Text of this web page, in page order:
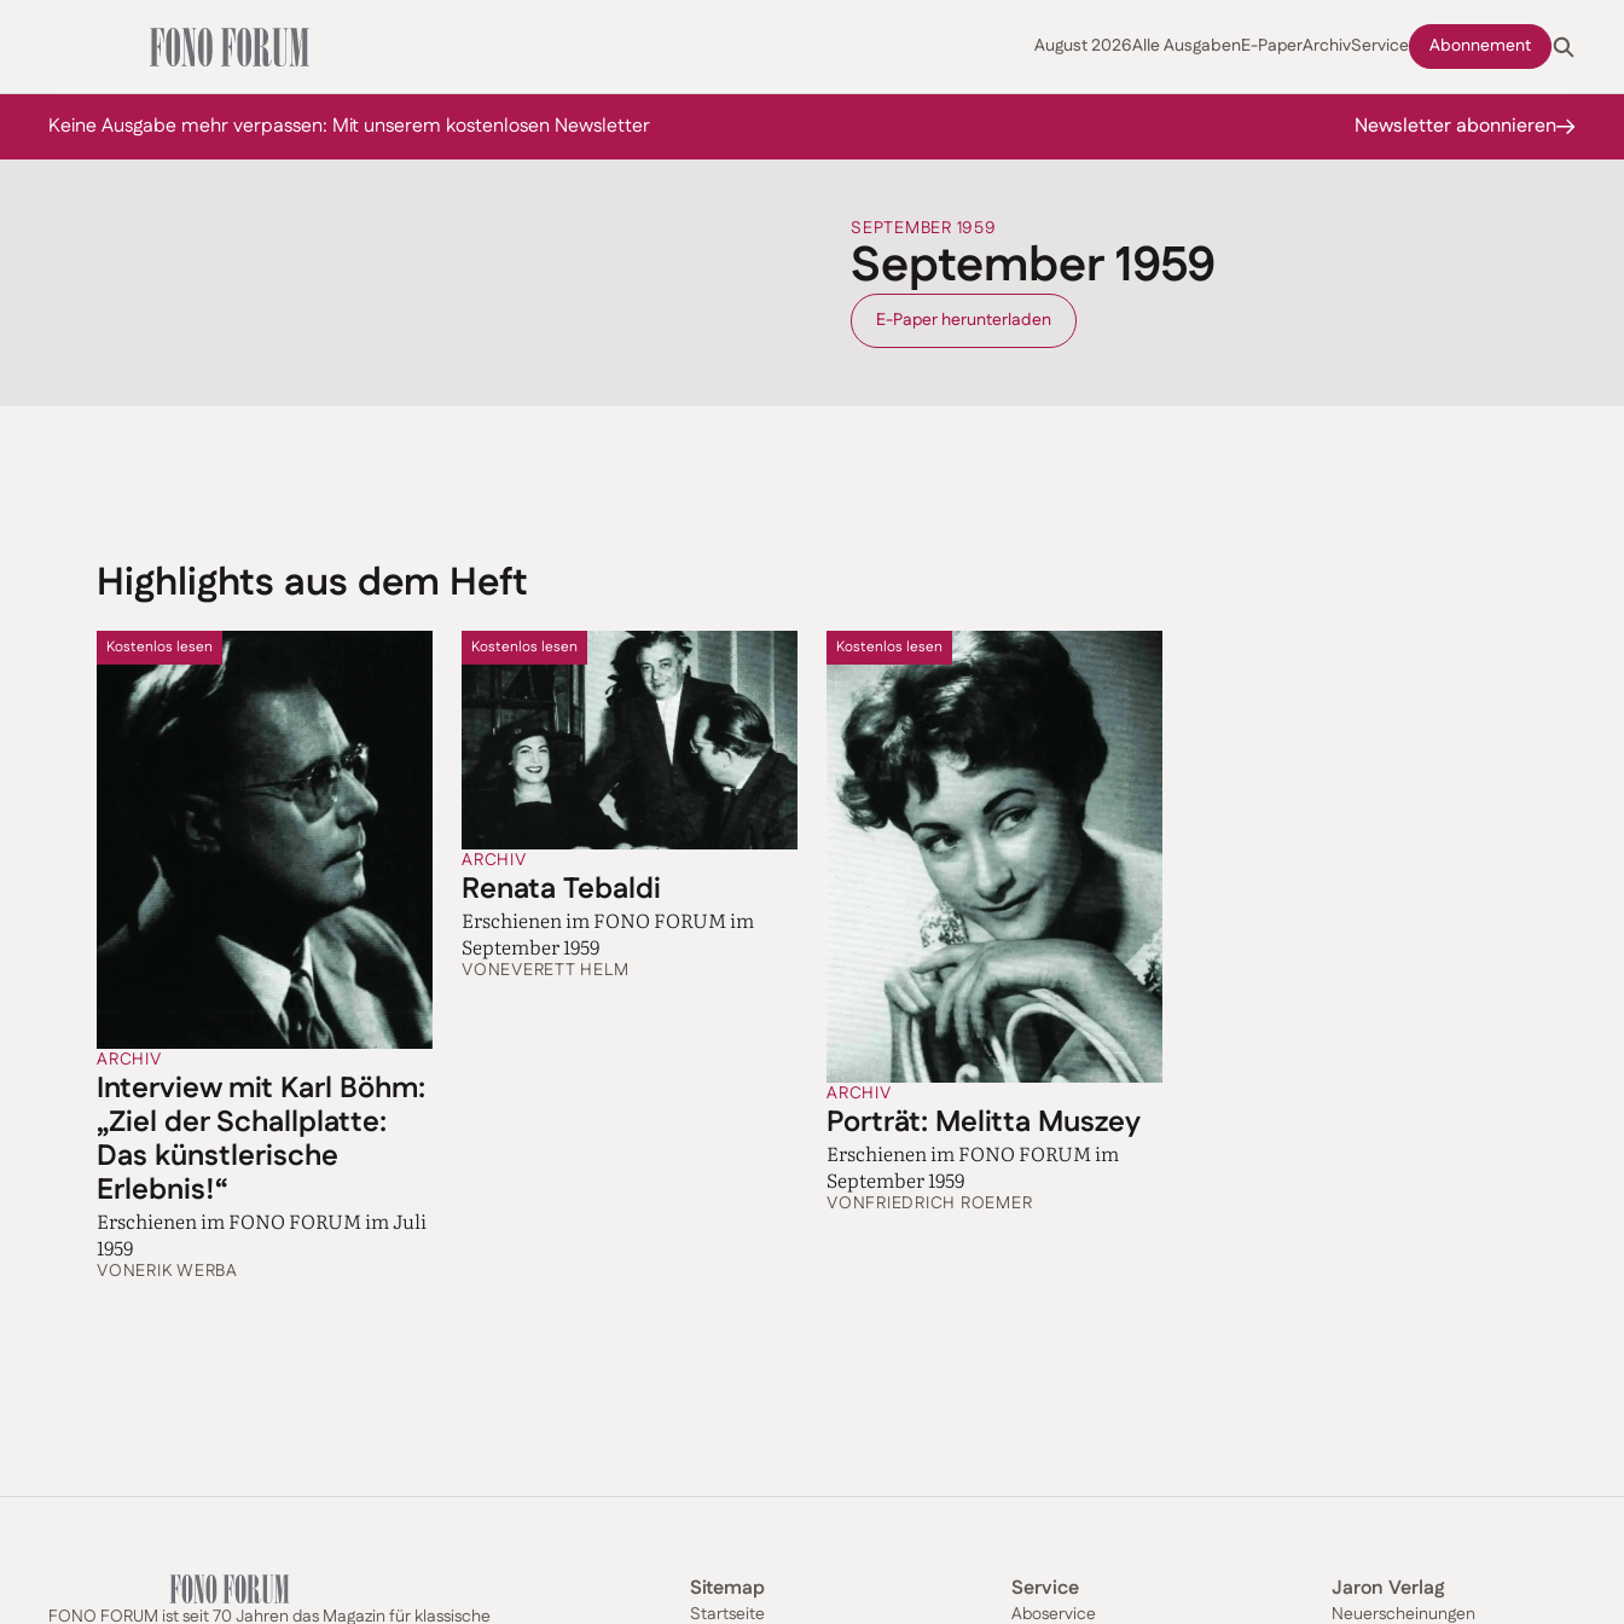
August 2026Alle AusgabenE-PaperArchivService Abonnement
Keine Ausgabe mehr verpassen: Mit unserem kostenlosen Newsletter Newsletter abonnieren
SEPTEMBER 1959
September 1959
E-Paper herunterladen
Highlights aus dem Heft
ARCHIV
Interview mit Karl Böhm:
„Ziel der Schallplatte:
Das künstlerische
Erlebnis!“
Erschienen im FONO FORUM im Juli
1959
VONERIK WERBA
Kostenlos lesen
ARCHIV
Renata Tebaldi
Erschienen im FONO FORUM im
September 1959
VONEVERETT HELM
Kostenlos lesen
ARCHIV
Porträt: Melitta Muszey
Erschienen im FONO FORUM im
September 1959
VONFRIEDRICH ROEMER
Kostenlos lesen
FONO FORUM ist seit 70 Jahren das Magazin für klassische
Sitemap
Startseite
Service
Aboservice
Jaron Verlag
Neuerscheinungen